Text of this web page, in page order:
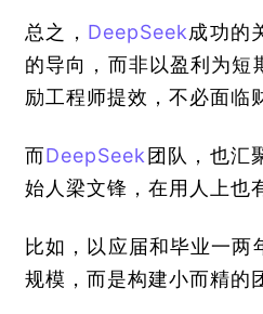
总之， DeepSeek成功的
的导向，而非以盈利为短
励工程师提效，不必面临
而DeepSeek 团队，也汇
始人梁文锋，在用人上也
比如，以应届和毕业一两
规模，而是构建小而精的